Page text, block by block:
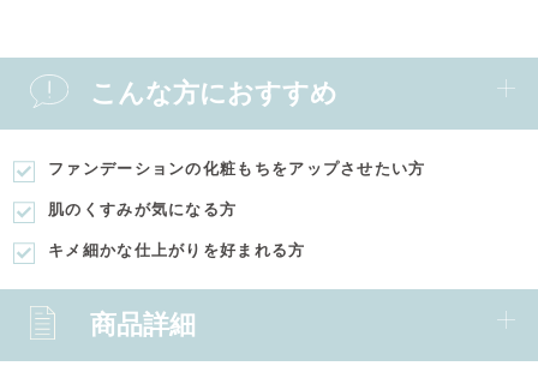
こんな方におすすめ
ファンデーションの化粧もちをアップさせたい方
肌のくすみが気になる方
キメ細かな仕上がりを好まれる方
商品詳細